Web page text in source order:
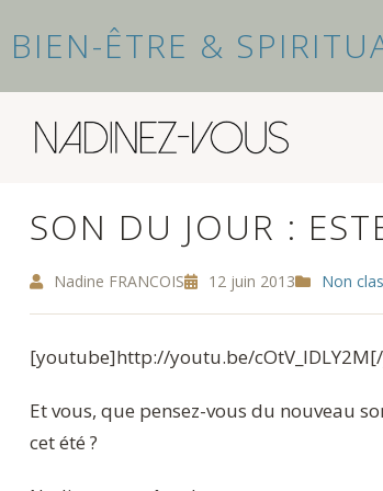
BIEN-ÊTRE &
SON DU JOUR :
Nadine FRANCOIS 12 juin 2013 Non
[youtube]http://youtu.be/
Et vous, que pensez-vous du nouveau
cet été ?